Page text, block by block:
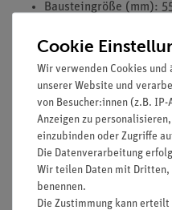
Bausteingröße (mm):
Stromstärke: maximal
Spannung: maximal 12
Typ: GaAsP-LED
Durchlassspannung: 2
Sperrspannung: 5 V-
Durchlassstrom: 20 mA
Cookie
Wir verwenden Cookies und
unserer Website und
von Besucher:innen (z.B.
Anzeigen zu
einzubinden oder Zugriffe
Die Datenverarbeitung
Wir teilen Daten mit
benennen.
Die Zustimmung kann